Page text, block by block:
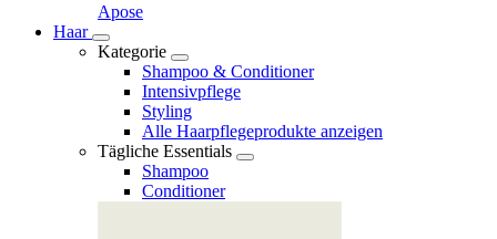
Apose
Haar
Kategorie
Shampoo & Conditioner
Intensivpflege
Styling
Alle Haarpflegeprodukte anzeigen
Tägliche Essentials
Shampoo
Conditioner